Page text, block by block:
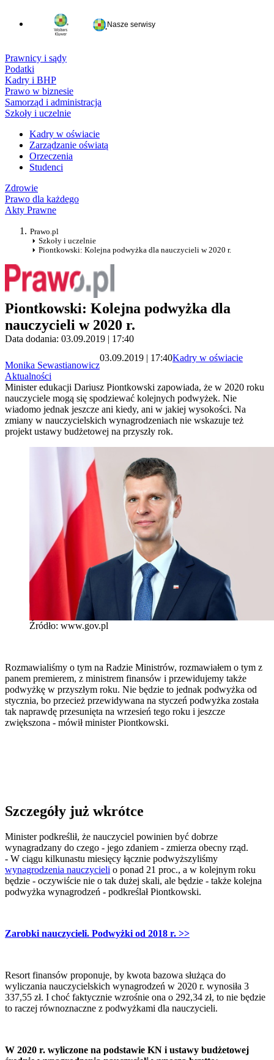
Nasze serwisy
Prawnicy i sądy
Podatki
Kadry i BHP
Prawo w biznesie
Samorząd i administracja
Szkoły i uczelnie
Kadry w oświacie
Zarządzanie oświatą
Orzeczenia
Studenci
Zdrowie
Prawo dla każdego
Akty Prawne
Prawo.pl
Szkoły i uczelnie
Piontkowski: Kolejna podwyżka dla nauczycieli w 2020 r.
Piontkowski: Kolejna podwyżka dla
nauczycieli w 2020 r.
Data dodania: 03.09.2019 | 17:40
Monika Sewastianowicz
03.09.2019 | 17:40Kadry w oświacie
Aktualności
Minister edukacji Dariusz Piontkowski zapowiada, że w 2020 roku
nauczyciele mogą się spodziewać kolejnych podwyżek. Nie
wiadomo jednak jeszcze ani kiedy, ani w jakiej wysokości. Na
zmiany w nauczycielskich wynagrodzeniach nie wskazuje też
projekt ustawy budżetowej na przyszły rok.
Źródło: www.gov.pl
Rozmawialiśmy o tym na Radzie Ministrów, rozmawiałem o tym z
panem premierem, z ministrem finansów i przewidujemy także
podwyżkę w przyszłym roku. Nie będzie to jednak podwyżka od
stycznia, bo przecież przewidywana na styczeń podwyżka została
tak naprawdę przesunięta na wrzesień tego roku i jeszcze
zwiększona - mówił minister Piontkowski.
Szczegóły już wkrótce
Minister podkreślił, że nauczyciel powinien być dobrze
wynagradzany do czego - jego zdaniem - zmierza obecny rząd.
- W ciągu kilkunastu miesięcy łącznie podwyższyliśmy
wynagrodzenia nauczycieli o ponad 21 proc., a w kolejnym roku
będzie - oczywiście nie o tak dużej skali, ale będzie - także kolejna
podwyżka wynagrodzeń - podkreślał Piontkowski.
Zarobki nauczycieli. Podwyżki od 2018 r. >>
Resort finansów proponuje, by kwota bazowa służąca do
wyliczania nauczycielskich wynagrodzeń w 2020 r. wynosiła 3
337,55 zł. I choć faktycznie wzrośnie ona o 292,34 zł, to nie będzie
to raczej równoznaczne z podwyżkami dla nauczycieli.
W 2020 r. wyliczone na podstawie KN i ustawy budżetowej